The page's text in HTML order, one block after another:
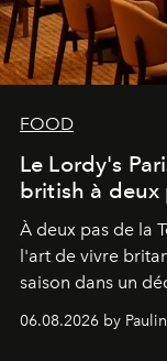
FOOD
Le Lordy's
british à deux
À deux pas de la
l'art de vivre
saison dans un
06.08.2026 by